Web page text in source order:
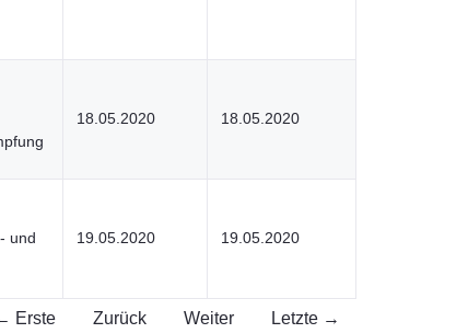
18.05.2020 18.05.2020
und
19.05.2020 19.05.2020
Erste Zurück Weiter Letzte →